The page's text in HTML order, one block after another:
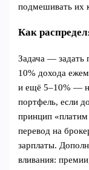
подмешивать их
Как
Задача — задать
10% дохода
и ещё 5–10% —
портфель, если
принцип
перевод на
зарплаты.
вливания: